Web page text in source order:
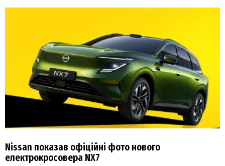
Nissan показав офіційні фото нового
електрокросовера NX7